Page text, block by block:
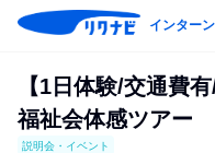
インターン
【1日体験/交通費
福祉会体感ツアー
説明会・イベント